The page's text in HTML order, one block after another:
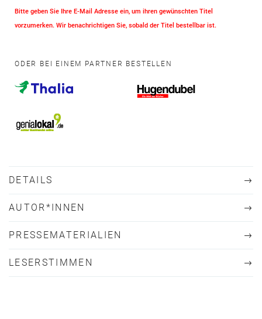
Bitte geben Sie Ihre E-Mail Adresse ein, um ihren gewünschten Titel
vorzumerken. Wir benachrichtigen Sie, sobald der Titel bestellbar ist.
ODER BEI EINEM PARTNER BESTELLEN
DETAILS
AUTOR*INNEN
PRESSEMATERIALIEN
LESERSTIMMEN